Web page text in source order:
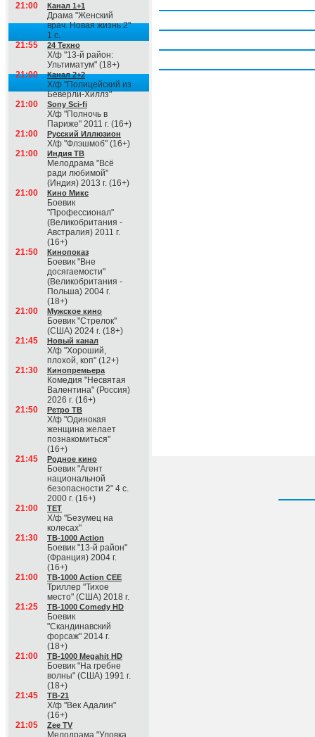
21:00 Канал 1+1
Драма "Женский
врач. Новая жизнь 2"
1 с.
21:55
24 Техно
Х/ф "13-й район:
Ультиматум" (18+)
21:00
Канал 2+2
Х/ф "Полицейский из
Беверли-Хиллз"
21:00
Sony Sci-fi
Х/ф "Полночь в
Париже" 2011 г. (16+)
21:00
Русский Иллюзион
Х/ф "Флэшмоб" (16+)
21:00
Индия ТВ
Мелодрама "Всё
ради любимой"
(Индия) 2013 г. (16+)
21:00
Кино Микс
Боевик
"Профессионал"
(Великобритания -
Австралия) 2011 г.
(16+)
21:50
Кинопоказ
Боевик "Вне
досягаемости"
(Великобритания -
Польша) 2004 г.
(18+)
21:00
Мужское кино
Боевик "Стрелок"
(США) 2024 г. (18+)
21:45
Новый канал
Х/ф "Хороший,
плохой, коп" (12+)
21:30
Кинопремьера
Комедия "Несвятая
Валентина" (Россия)
2026 г. (16+)
21:50
Ретро ТВ
Х/ф "Одинокая
женщина желает
познакомиться"
(16+)
21:45
Родное кино
Боевик "Агент
национальной
безопасности 2" 4 с.
2000 г. (16+)
21:00
ТЕТ
Х/ф "Безумец на
колесах"
21:30
ТВ-1000 Action
Боевик "13-й район"
(Франция) 2004 г.
(16+)
21:00
ТВ-1000 Action CEE
Триллер "Тихое
место" (США) 2018 г.
21:25
ТВ-1000 Comedy HD
Боевик
"Скандинавский
форсаж" 2014 г.
(18+)
21:00
ТВ-1000 Megahit HD
Боевик "На гребне
волны" (США) 1991 г.
(18+)
21:45
ТВ-21
Х/ф "Век Адалин"
(16+)
21:05
Zee TV
Мелодрама "Уловка